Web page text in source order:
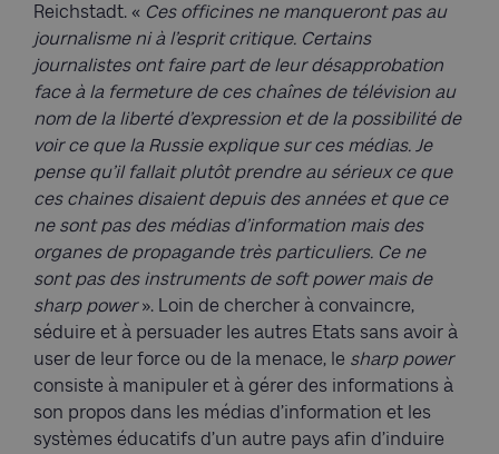
Reichstadt. « Ces officines ne manqueront pas au
journalisme ni à l’esprit critique. Certains
journalistes ont faire part de leur désapprobation
face à la fermeture de ces chaînes de télévision au
nom de la liberté d’expression et de la possibilité de
voir ce que la Russie explique sur ces médias. Je
pense qu’il fallait plutôt prendre au sérieux ce que
ces chaines disaient depuis des années et que ce
ne sont pas des médias d’information mais des
organes de propagande très particuliers. Ce ne
sont pas des instruments de soft power mais de
sharp power». Loin de chercher à convaincre,
séduire et à persuader les autres Etats sans avoir à
user de leur force ou de la menace, le sharp power
consiste à manipuler et à gérer des informations à
son propos dans les médias d’information et les
systèmes éducatifs d’un autre pays afin d’induire